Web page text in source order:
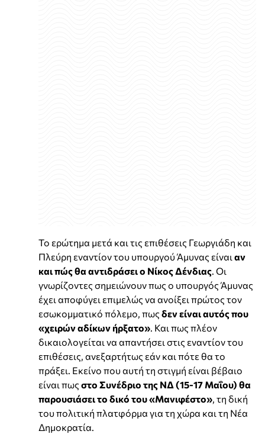
Το ερώτημα μετά και τις επιθέσεις Γεωργιάδη και
Πλεύρη εναντίον του υπουργού Άμυνας είναι αν
και πώς θα αντιδράσει ο Νίκος Δένδιας. Οι
γνωρίζοντες σημειώνουν πως ο υπουργός Άμυνας
έχει αποφύγει επιμελώς να ανοίξει πρώτος τον
εσωκομματικό πόλεμο, πως δεν είναι αυτός που
«χειρών αδίκων ήρξατο». Και πως πλέον
δικαιολογείται να απαντήσει στις εναντίον του
επιθέσεις, ανεξαρτήτως εάν και πότε θα το
πράξει. Εκείνο που αυτή τη στιγμή είναι βέβαιο
είναι πως στο Συνέδριο της ΝΔ (15-17 Μαΐου) θα
παρουσιάσει το δικό του «Μανιφέστο», τη δική
του πολιτική πλατφόρμα για τη χώρα και τη Νέα
Δημοκρατία.